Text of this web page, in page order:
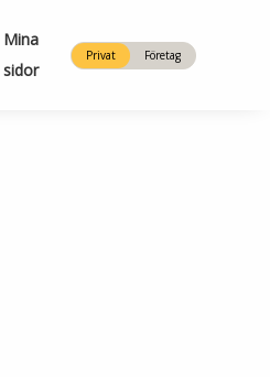
Mina
sidor
Privat Företag